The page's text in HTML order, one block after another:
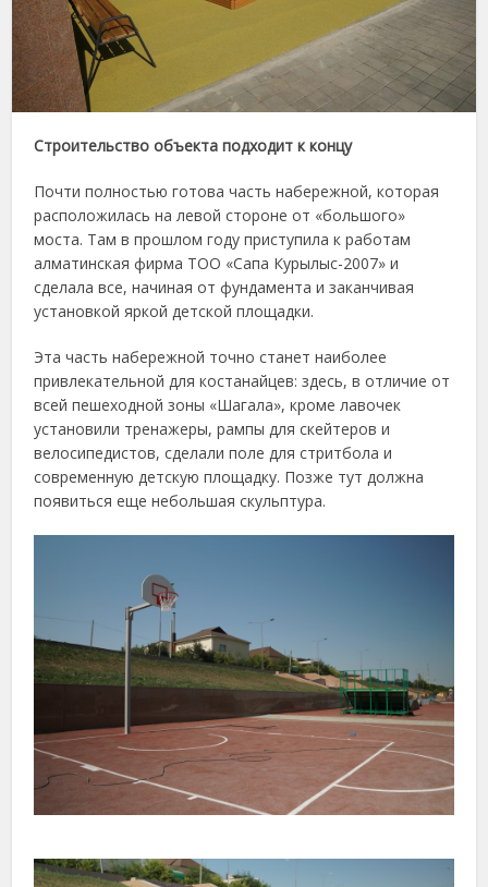
Строительство объекта подходит к концу
Почти полностью готова часть набережной, которая
расположилась на левой стороне от «большого»
моста. Там в прошлом году приступила к работам
алматинская фирма ТОО «Сапа Курылыс-2007» и
сделала все, начиная от фундамента и заканчивая
установкой яркой детской площадки.
Эта часть набережной точно станет наиболее
привлекательной для костанайцев: здесь, в отличие от
всей пешеходной зоны «Шагала», кроме лавочек
установили тренажеры, рампы для скейтеров и
велосипедистов, сделали поле для стритбола и
современную детскую площадку. Позже тут должна
появиться еще небольшая скульптура.